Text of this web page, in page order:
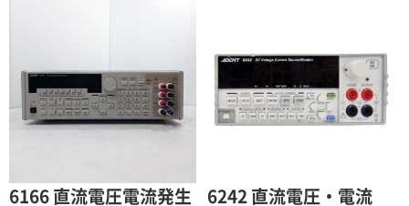
3ヶ月 80％（割引率20％）
4ヶ月 75％（割引率25％）
6ヶ月
6166 直流電圧電流発生
6242 直流電圧・電流